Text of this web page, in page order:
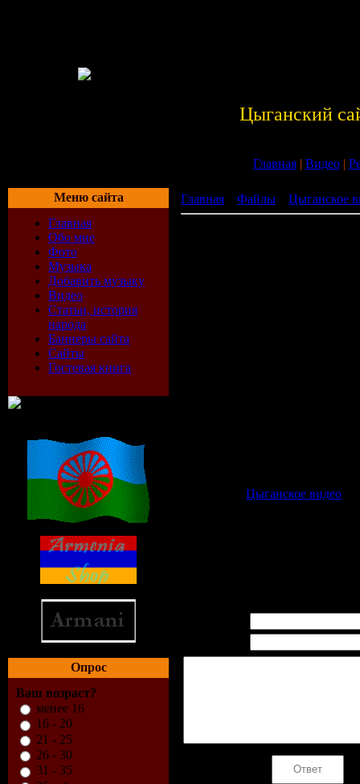
Цыганский
Главная| Видео|
Меню сайта
Главная
Обо мне
Фото
Музыка
Добавить музыку
Видео
Статьи, история
народа
Баннеры сайта
Сайты
Гостевая книга
Опрос
Ваш возраст?
менее 16
16 - 20
21 - 25
26 - 30
31 - 35
Главная Файлы Цыганское
Цыганское видео